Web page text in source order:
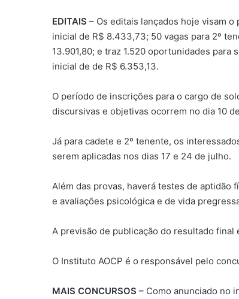
EDITAIS – Os editais lançados hoje visam
inicial de R$ 8.433,73; 50 vagas para 2º
13.901,80; e traz 1.520 oportunidades para
inicial de de R$ 6.353,13.
O período de inscrições para o cargo de
discursivas e objetivas ocorrem no dia 10
Já para cadete e 2º tenente, os
serem aplicadas nos dias 17 e 24 de julho.
Além das provas, haverá testes de aptidão
e avaliações psicológica e de vida
A previsão de publicação do resultado
O Instituto AOCP é o responsável pelo
MAIS CONCURSOS – Como anunciado no